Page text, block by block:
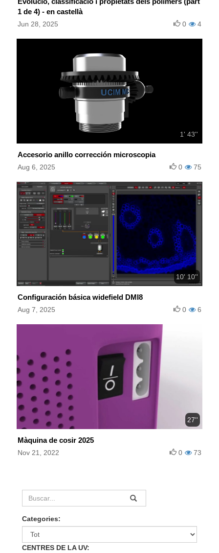
1 de 4) - en castellà
Jun 28, 2025 4
0
1' 43''
Accesorio anillo corrección microscopia
Aug 6, 2025 75
0
10' 10''
Configuración básica widefield DMI8
Aug 7, 2025 6
0
27''
Màquina de cosir 2025
Nov 21, 2022 73
0
Categories:
CENTRES DE LA UV: